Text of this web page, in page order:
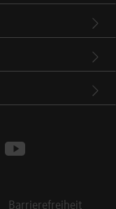
youtube